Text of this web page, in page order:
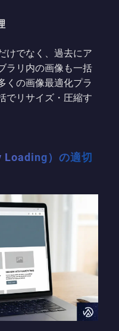
けでなく、過去にア
ラリ内の画像も一括
くの画像最適化プラ
でリサイズ・圧縮す
Loading）の適切